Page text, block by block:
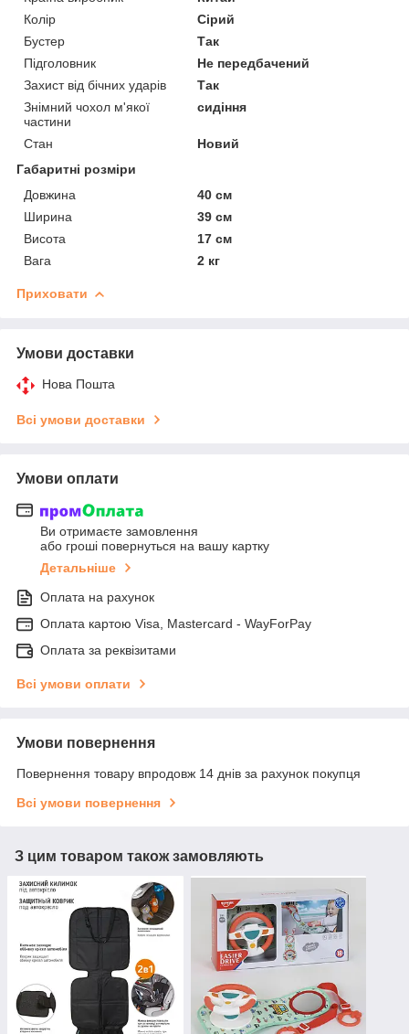
Колір
Сірий
Бустер
Так
Підголовник
Не передбачений
Захист від бічних ударів
Так
Знімний чохол м'якої
частини
сидіння
Стан
Новий
Габаритні розміри
Довжина
40 см
Ширина
39 см
Висота
17 см
Вага
2 кг
Приховати
Умови доставки
Нова Пошта
Всі умови доставки
Умови оплати
Ви отримаєте замовлення
або гроші повернуться на вашу картку
Детальніше
Оплата на рахунок
Оплата картою Visa, Mastercard - WayForPay
Оплата за реквізитами
Всі умови оплати
Умови повернення
Повернення товару впродовж 14 днів за рахунок покупця
Всі умови повернення
З цим товаром також замовляють